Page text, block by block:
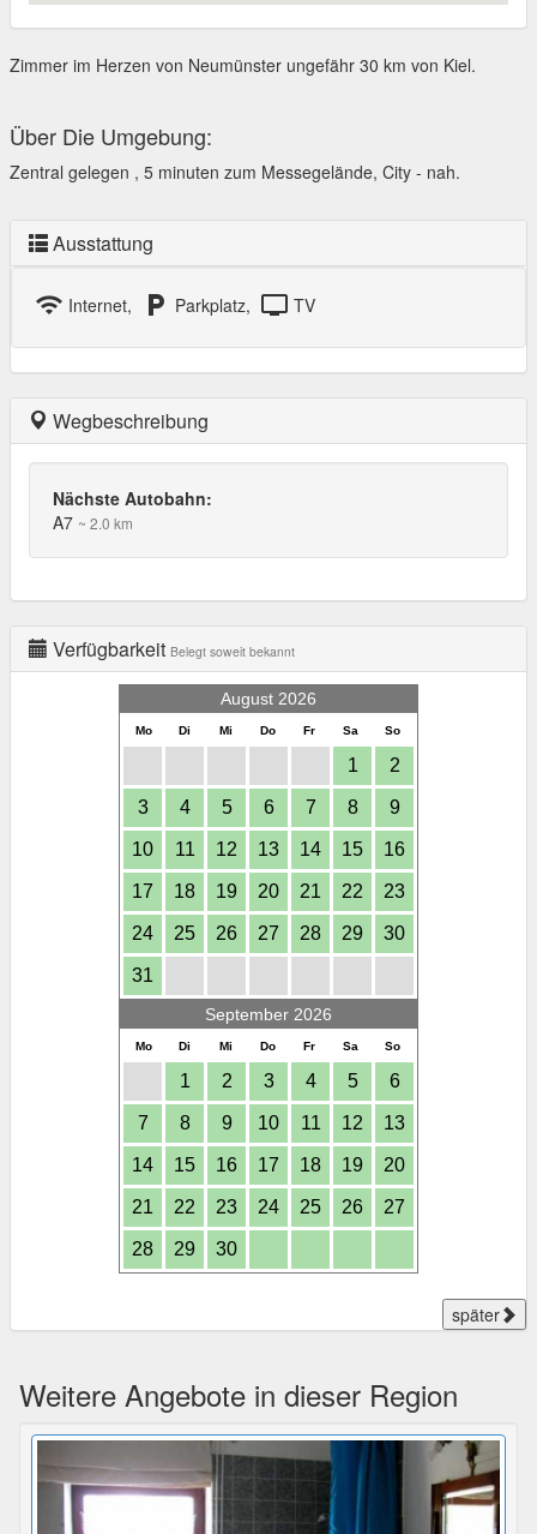
Zimmer im Herzen von Neumünster ungefähr 30 km von Kiel.
Über Die Umgebung:
Zentral gelegen , 5 minuten zum Messegelände, City - nah.
Ausstattung
wifi Internet, local_parking Parkplatz, tv TV
Wegbeschreibung
Nächste Autobahn:
A7 ~ 2.0 km
Verfügbarkeit Belegt soweit bekannt
August 2026
Mo Di Mi Do Fr Sa So
1 2
3 4 5 6 7 8 9
10 11 12 13 14 15 16
17 18 19 20 21 22 23
24 25 26 27 28 29 30
31
September 2026
Mo Di Mi Do Fr Sa So
1 2 3 4 5 6
7 8 9 10 11 12 13
14 15 16 17 18 19 20
21 22 23 24 25 26 27
28 29 30
später
Weitere Angebote in dieser Region